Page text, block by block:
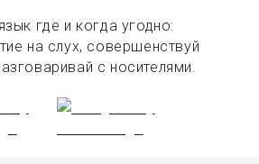
где и когда угодно:
на слух, совершенствуй
с носителями.